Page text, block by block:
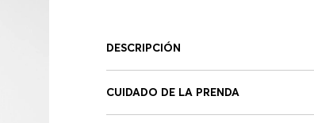
DESCRIPCIÓN
CUIDADO DE LA PRENDA